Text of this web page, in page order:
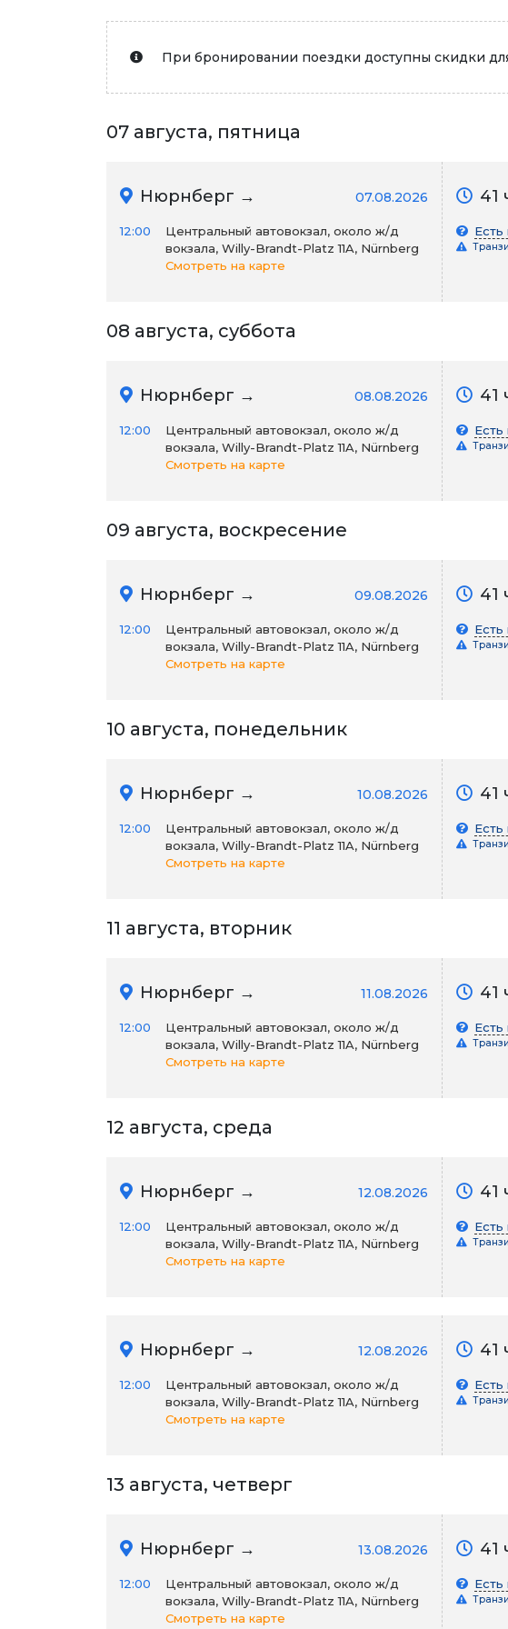
При бронировании поездки доступны скидки
07 августа, пятница
Нюрнберг → 07.08.2026
12:00
Центральный автовокзал, около ж/д
вокзала, Willy-Brandt-Platz 11A, Nürnberg
Смотреть на карте
41
Есть
08 августа, суббота
Нюрнберг → 08.08.2026
12:00
Центральный автовокзал, около ж/д
вокзала, Willy-Brandt-Platz 11A, Nürnberg
Смотреть на карте
41
Есть
09 августа, воскресение
Нюрнберг → 09.08.2026
12:00
Центральный автовокзал, около ж/д
вокзала, Willy-Brandt-Platz 11A, Nürnberg
Смотреть на карте
41
Есть
10 августа, понедельник
Нюрнберг → 10.08.2026
12:00
Центральный автовокзал, около ж/д
вокзала, Willy-Brandt-Platz 11A, Nürnberg
Смотреть на карте
41
Есть
11 августа, вторник
Нюрнберг → 11.08.2026
12:00
Центральный автовокзал, около ж/д
вокзала, Willy-Brandt-Platz 11A, Nürnberg
Смотреть на карте
41
Есть
12 августа, среда
Нюрнберг → 12.08.2026
12:00
Центральный автовокзал, около ж/д
вокзала, Willy-Brandt-Platz 11A, Nürnberg
Смотреть на карте
41
Есть
Нюрнберг → 12.08.2026
12:00
Центральный автовокзал, около ж/д
вокзала, Willy-Brandt-Platz 11A, Nürnberg
Смотреть на карте
41
Есть
13 августа, четверг
Нюрнберг → 13.08.2026
12:00
Центральный автовокзал, около ж/д
вокзала, Willy-Brandt-Platz 11A, Nürnberg
Смотреть на карте
41
Есть